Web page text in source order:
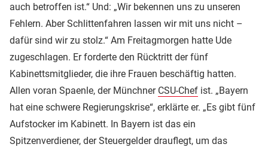
auch betroffen ist.“ Und: „Wir bekennen uns zu unseren
Fehlern. Aber Schlittenfahren lassen wir mit uns nicht –
dafür sind wir zu stolz.“ Am Freitagmorgen hatte Ude
zugeschlagen. Er forderte den Rücktritt der fünf
Kabinettsmitglieder, die ihre Frauen beschäftig hatten.
Allen voran Spaenle, der Münchner CSU-Chef ist. „Bayern
hat eine schwere Regierungskrise“, erklärte er. „Es gibt fünf
Aufstocker im Kabinett. In Bayern ist das ein
Spitzenverdiener, der Steuergelder drauflegt, um das